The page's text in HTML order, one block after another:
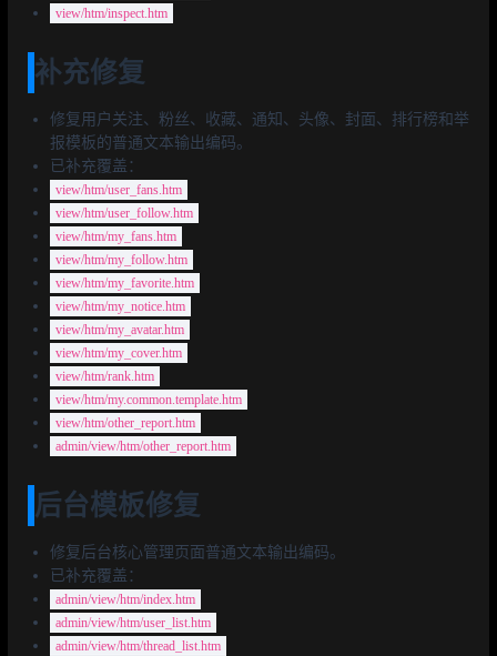
view/htm/inspect.htm
补充修复
修复用户关注、粉丝、收藏、通知、头像、封面、排行榜和举
报模板的普通文本输出编码。
已补充覆盖：
view/htm/user_fans.htm
view/htm/user_follow.htm
view/htm/my_fans.htm
view/htm/my_follow.htm
view/htm/my_favorite.htm
view/htm/my_notice.htm
view/htm/my_avatar.htm
view/htm/my_cover.htm
view/htm/rank.htm
view/htm/my.common.template.htm
view/htm/other_report.htm
admin/view/htm/other_report.htm
后台模板修复
修复后台核心管理页面普通文本输出编码。
已补充覆盖：
admin/view/htm/index.htm
admin/view/htm/user_list.htm
admin/view/htm/thread_list.htm